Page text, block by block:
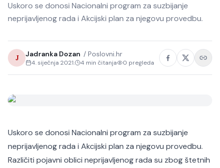
Život
Sport
Uskoro se donosi Nacionalni program za suzbijanje
neprijavljenog rada i Akcijski plan za njegovu provedbu.
J Jadranka Dozan / Poslovni.hr
4. siječnja 2021. 4 min čitanja 0 pregleda
Uskoro se donosi Nacionalni program za suzbijanje
neprijavljenog rada i Akcijski plan za njegovu provedbu.
Različiti pojavni oblici neprijavljenog rada su zbog štetnih